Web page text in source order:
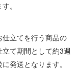
。
仕立てを行う商品の
て期間として約3週
発送となります。